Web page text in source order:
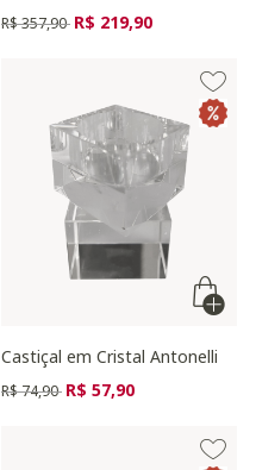
Preço reduzido de
R$ 357,90 para
R$ 219,90
Castiçal em Cristal Antonelli
Preço reduzido de
R$ 74,90 para
R$ 57,90